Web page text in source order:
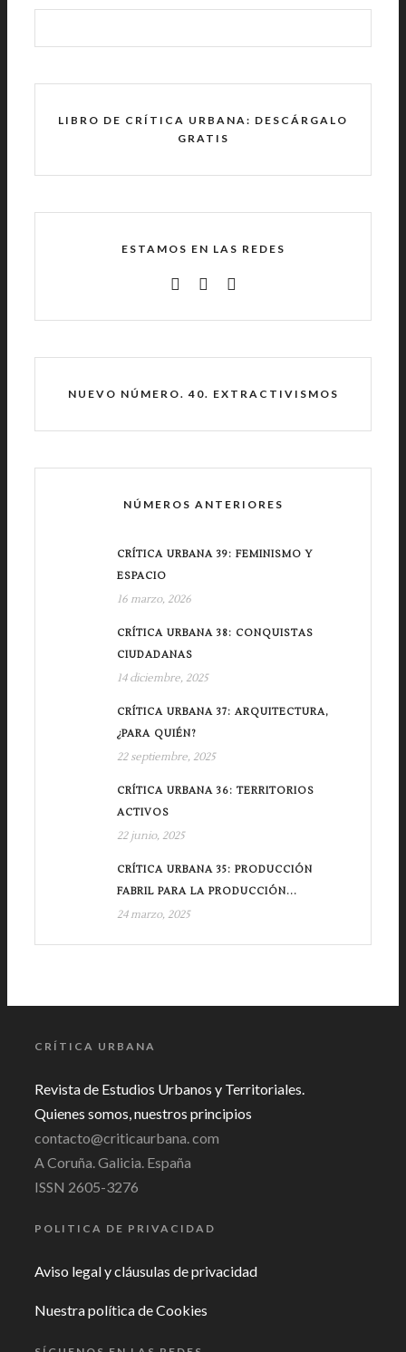
LIBRO DE CRÍTICA URBANA: DESCÁRGALO
GRATIS
ESTAMOS EN LAS REDES
NUEVO NÚMERO. 40. EXTRACTIVISMOS
NÚMEROS ANTERIORES
CRÍTICA URBANA 39: FEMINISMO Y
ESPACIO
16 marzo, 2026
CRÍTICA URBANA 38: CONQUISTAS
CIUDADANAS
14 diciembre, 2025
CRÍTICA URBANA 37: ARQUITECTURA,
¿PARA QUIÉN?
22 septiembre, 2025
CRÍTICA URBANA 36: TERRITORIOS
ACTIVOS
22 junio, 2025
CRÍTICA URBANA 35: PRODUCCIÓN
FABRIL PARA LA PRODUCCIÓN...
24 marzo, 2025
CRÍTICA URBANA
Revista de Estudios Urbanos y Territoriales.
Quienes somos, nuestros principios
contacto@criticaurbana. com
A Coruña. Galicia. España
ISSN 2605-3276
POLITICA DE PRIVACIDAD
Aviso legal y cláusulas de privacidad
Nuestra política de Cookies